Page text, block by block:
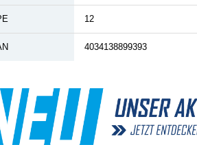
12
4034138899393